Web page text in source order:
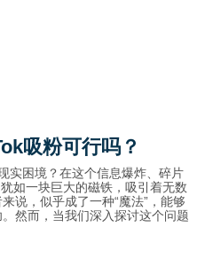
吸粉可行吗？
实困境？在这个信息爆炸、碎片
如一块巨大的磁铁，吸引着无数
说，似乎成了一种“魔法”，能够
然而，当我们深入探讨这个问题